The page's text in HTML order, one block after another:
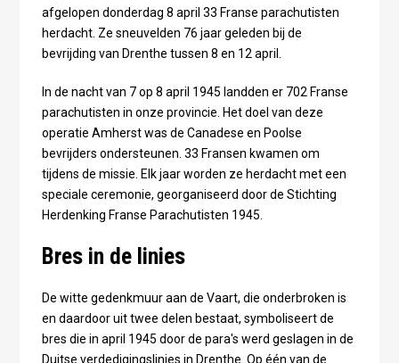
afgelopen donderdag 8 april 33 Franse parachutisten
herdacht. Ze sneuvelden 76 jaar geleden bij de
bevrijding van Drenthe tussen 8 en 12 april.
In de nacht van 7 op 8 april 1945 landden er 702 Franse
parachutisten in onze provincie. Het doel van deze
operatie Amherst was de Canadese en Poolse
bevrijders ondersteunen. 33 Fransen kwamen om
tijdens de missie. Elk jaar worden ze herdacht met een
speciale ceremonie, georganiseerd door de Stichting
Herdenking Franse Parachutisten 1945.
Bres in de linies
De witte gedenkmuur aan de Vaart, die onderbroken is
en daardoor uit twee delen bestaat, symboliseert de
bres die in april 1945 door de para's werd geslagen in de
Duitse verdedigingslinies in Drenthe. Op één van de